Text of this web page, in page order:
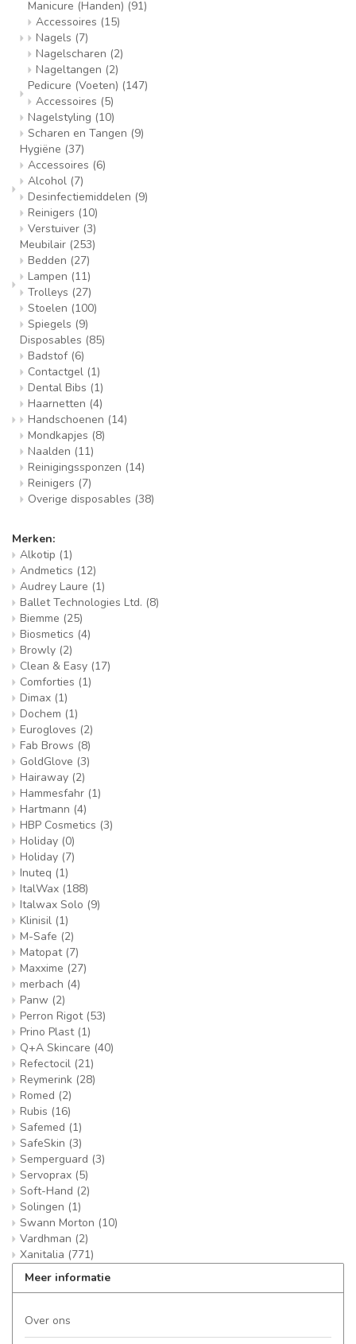
Manicure (Handen) (91)
Accessoires (15)
Nagels (7)
Nagelscharen (2)
Nageltangen (2)
Pedicure (Voeten) (147)
Accessoires (5)
Nagelstyling (10)
Scharen en Tangen (9)
Hygiëne (37)
Accessoires (6)
Alcohol (7)
Desinfectiemiddelen (9)
Reinigers (10)
Verstuiver (3)
Meubilair (253)
Bedden (27)
Lampen (11)
Trolleys (27)
Stoelen (100)
Spiegels (9)
Disposables (85)
Badstof (6)
Contactgel (1)
Dental Bibs (1)
Haarnetten (4)
Handschoenen (14)
Mondkapjes (8)
Naalden (11)
Reinigingssponzen (14)
Reinigers (7)
Overige disposables (38)
Merken:
Alkotip (1)
Andmetics (12)
Audrey Laure (1)
Ballet Technologies Ltd. (8)
Biemme (25)
Biosmetics (4)
Browly (2)
Clean & Easy (17)
Comforties (1)
Dimax (1)
Dochem (1)
Eurogloves (2)
Fab Brows (8)
GoldGlove (3)
Hairaway (2)
Hammesfahr (1)
Hartmann (4)
HBP Cosmetics (3)
Holiday (0)
Holiday (7)
Inuteq (1)
ItalWax (188)
Italwax Solo (9)
Klinisil (1)
M-Safe (2)
Matopat (7)
Maxxime (27)
merbach (4)
Panw (2)
Perron Rigot (53)
Prino Plast (1)
Q+A Skincare (40)
Refectocil (21)
Reymerink (28)
Romed (2)
Rubis (16)
Safemed (1)
SafeSkin (3)
Semperguard (3)
Servoprax (5)
Soft-Hand (2)
Solingen (1)
Swann Morton (10)
Vardhman (2)
Xanitalia (771)
Meer informatie
Over ons